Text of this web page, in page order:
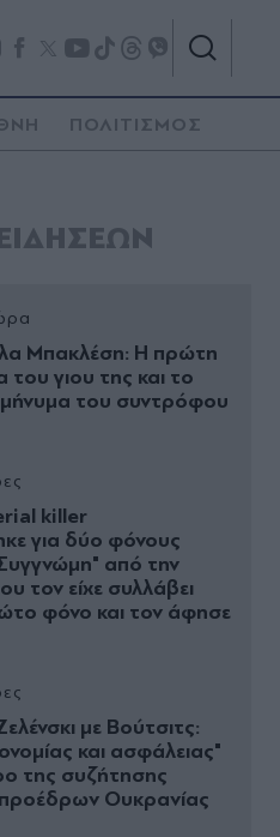
ΠΟΛΙΤΙΣΜΟΣ
Μπακλέση: Η πρώτη
γιου της και το
μήνυμα του συντρόφου
killer
για δύο φόνους
από την
τον είχε συλλάβει
φόνο και τον άφησε
με Βούτσιτς:
και ασφάλειας"
της συζήτησης
Ουκρανίας